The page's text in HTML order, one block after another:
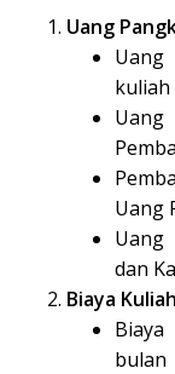
Uang
Uang
kuliah
Uang
Uang
dan
Biaya
Biaya
bulan